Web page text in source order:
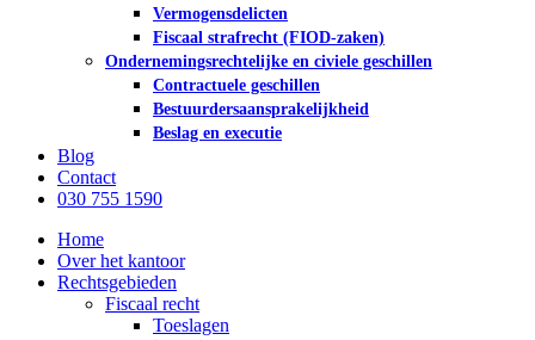
Vermogensdelicten
Fiscaal strafrecht (FIOD-zaken)
Ondernemingsrechtelijke en civiele geschillen
Contractuele geschillen
Bestuurdersaansprakelijkheid
Beslag en executie
Blog
Contact
030 755 1590
Home
Over het kantoor
Rechtsgebieden
Fiscaal recht
Toeslagen